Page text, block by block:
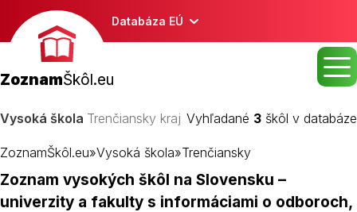
Databáza EÚ
ZoznamŠkôl.eu
Vysoká škola Trenčiansky kraj Vyhľadané 3 škôl v databáze
ZoznamŠkôl.eu»Vysoká škola»Trenčiansky
Zoznam vysokých škôl na Slovensku –
univerzity a fakulty s informáciami o odboroch,